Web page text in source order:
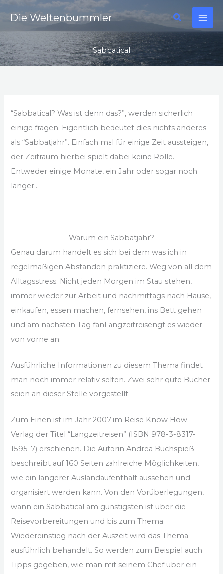
Zum
InhaltDie Weltenbummler Suchen
Sabbatical
“Sabbatical? Was ist denn das?”, werden sicherlich
einige fragen. Eigentlich bedeutet dies nichts anderes
als “Sabbatjahr”. Einfach mal für einige Zeit aussteigen,
der Zeitraum hierbei spielt dabei keine Rolle.
Entweder einige Monate, ein Jahr oder sogar noch
länger…
Warum ein Sabbatjahr?
Genau darum handelt es sich bei dem was ich in
regelmäßigen Abständen praktiziere. Weg von all dem
Alltagsstress. Nicht jeden Morgen im Stau stehen,
immer wieder zur Arbeit und nachmittags nach Hause,
einkaufen, essen machen, fernsehen, ins Bett gehen
und am nächsten Tag fänLangzeitreisengt es wieder
von vorne an.
Ausführliche Informationen zu diesem Thema findet
man noch immer relativ selten. Zwei sehr gute Bücher
seien an dieser Stelle vorgestellt:
Zum Einen ist im Jahr 2007 im Reise Know How
Verlag der Titel “Langzeitreisen” (ISBN 978-3-8317-
1595-7) erschienen. Die Autorin Andrea Buchspieß
beschreibt auf 160 Seiten zahlreiche Möglichkeiten,
wie ein längerer Auslandaufenthalt aussehen und
organisiert werden kann. Von den Vorüberlegungen,
wann ein Sabbatical am günstigsten ist über die
Reisevorbereitungen und bis zum Thema
Wiedereinstieg nach der Auszeit wird das Thema
ausführlich behandelt. So werden zum Beispiel auch
Tipps gegeben, wie man mit seinem Chef über ein